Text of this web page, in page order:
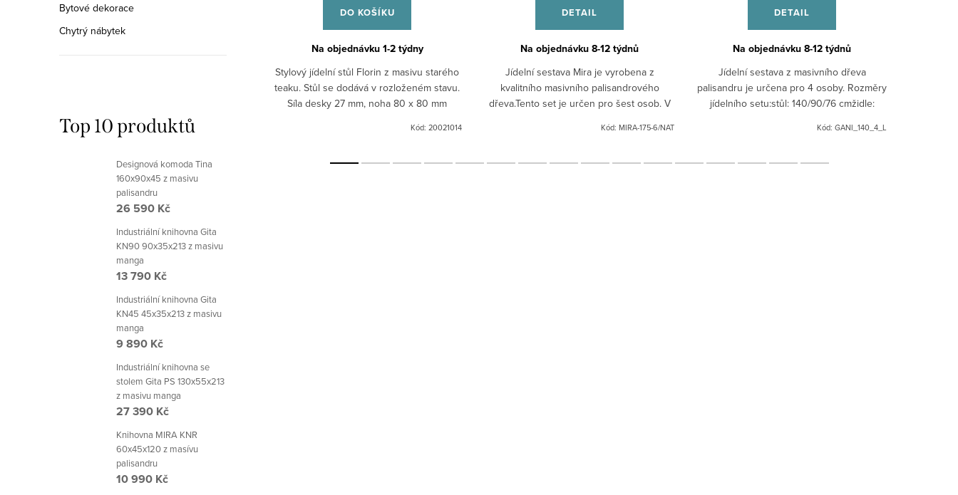
Bytové dekorace
Chytrý nábytek
Top 10 produktů
Designová komoda Tina
160x90x45 z masivu
palisandru
26 590 Kč
Industriální knihovna Gita
KN90 90x35x213 z masivu
manga
13 790 Kč
Industriální knihovna Gita
KN45 45x35x213 z masivu
manga
9 890 Kč
Industriální knihovna se
stolem Gita PS 130x55x213
z masivu manga
27 390 Kč
Knihovna MIRA KNR
60x45x120 z masívu
palisandru
10 990 Kč
DO KOŠÍKU
Na objednávku 1-2 týdny
Stylový jídelní stůl Florin z masivu starého
teaku. Stůl se dodává v rozloženém stavu.
Síla desky 27 mm, noha 80 x 80 mm
Kód: 20021014
DETAIL
Na objednávku 8-12 týdnů
Jídelní sestava Mira je vyrobena z
kvalitního masivního palisandrového
dřeva.Tento set je určen pro šest osob. V
neváhejte kontaktovat....
Kód: MIRA-175-6/NAT
DETAIL
Na objednávku 8-12 týdnů
Jídelní sestava z masivního dřeva
palisandru je určena pro 4 osoby. Rozměry
jídelního setu:stůl: 140/90/76 cmžidle:
stylový nábytek z...
Kód: GANI_140_4_L